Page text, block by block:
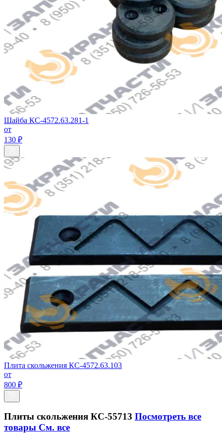
Шайба КС-4572.63.281-1
от
130 ₽
Плита скольжения КС-4572.63.103
от
800 ₽
Плиты скольжения КС-55713 Посмотреть все
товары См. все